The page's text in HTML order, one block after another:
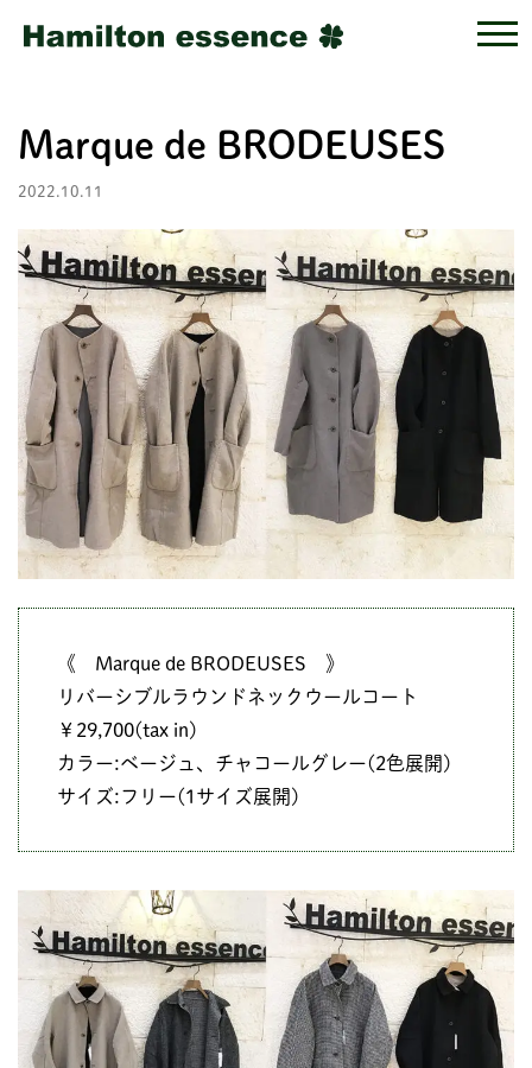
Marque de BRODEUSES
2022.10.11
《 Marque de BRODEUSES 》
リバーシブルラウンドネックウールコート
￥29,700(tax in)
カラー:ベージュ、チャコールグレー(2色展開)
サイズ:フリー(1サイズ展開)